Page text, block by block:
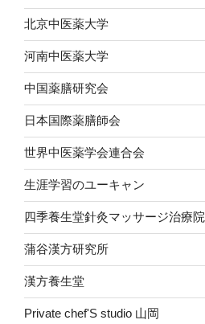
北京中医薬大学
河南中医薬大学
中国薬膳研究会
日本国際薬膳師会
世界中医薬学会連合会
生涯学習のユーキャン
四季養生堂針灸マッサージ治療院
蒲谷漢方研究所
漢方養生堂
Private chef'S studio 山岡